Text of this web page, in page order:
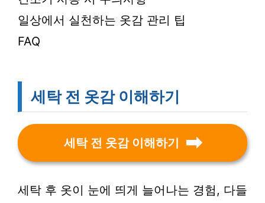
일상에서 실천하는 옷감 관리 팁
FAQ
세탁 전 옷감 이해하기
세탁 전 옷감 이해하기
세탁 후 옷이 눈에 띄게 늘어나는 경험, 다들